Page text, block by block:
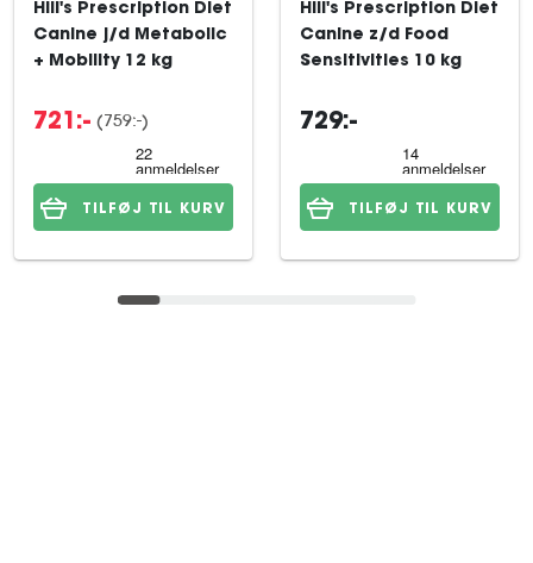
Hill's Prescription Diet
Canine j/d Metabolic
+ Mobility 12 kg
721:- (759:-)
TILFØJ TIL KURV
Hill's Prescription Diet
Canine z/d Food
Sensitivities 10 kg
729:-
TILFØJ TIL KURV